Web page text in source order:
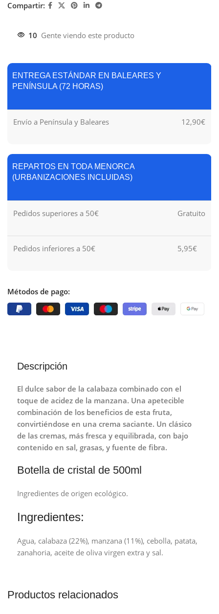
Compartir:
10 Gente viendo este producto
ENTREGA ESTÁNDAR EN BALEARES Y
PENÍNSULA (72 HORAS)
Envío a Península y Baleares 12,90€
REPARTOS EN TODA MENORCA
(URBANIZACIONES INCLUIDAS)
Pedidos superiores a 50€ Gratuito
Pedidos inferiores a 50€ 5,95€
Métodos de pago:
Descripción
El dulce sabor de la calabaza combinado con el
toque de acidez de la manzana. Una apetecible
combinación de los beneficios de esta fruta,
convirtiéndose en una crema saciante. Un clásico
de las cremas, más fresca y equilibrada, con bajo
contenido en sal, grasas, y fuente de fibra.
Botella de cristal de 500ml
Ingredientes de origen ecológico.
Ingredientes:
Agua, calabaza (22%), manzana (11%), cebolla, patata,
zanahoria, aceite de oliva virgen extra y sal.
Productos relacionados